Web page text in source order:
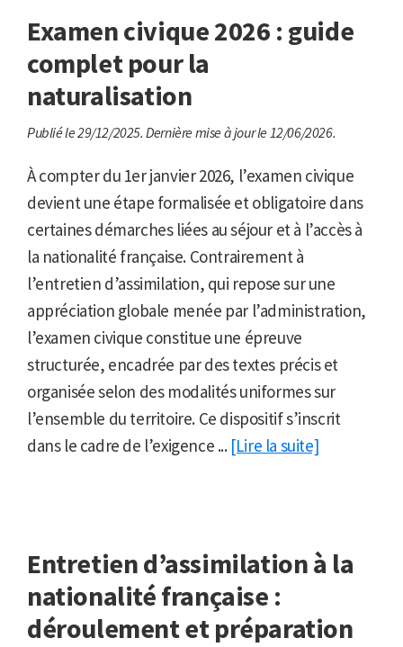
Examen civique 2026 : guide
complet pour la
naturalisation
Publié le 29/12/2025. Dernière mise à jour le 12/06/2026.
À compter du 1er janvier 2026, l’examen civique
devient une étape formalisée et obligatoire dans
certaines démarches liées au séjour et à l’accès à
la nationalité française. Contrairement à
l’entretien d’assimilation, qui repose sur une
appréciation globale menée par l’administration,
l’examen civique constitue une épreuve
structurée, encadrée par des textes précis et
organisée selon des modalités uniformes sur
l’ensemble du territoire. Ce dispositif s’inscrit
dans le cadre de l’exigence ... [Lire la suite]
Entretien d’assimilation à la
nationalité française :
déroulement et préparation